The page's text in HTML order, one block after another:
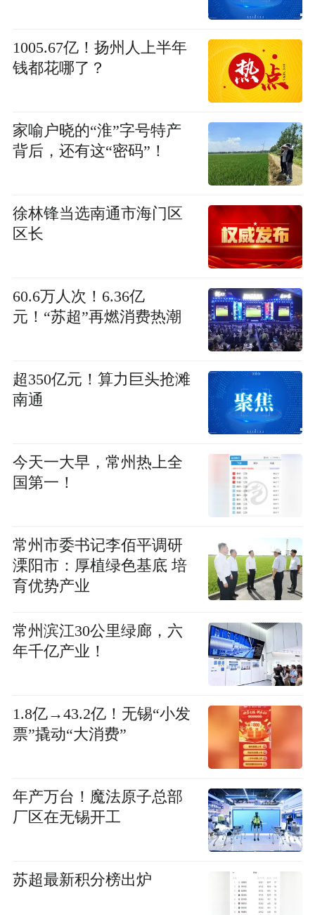
1005.67亿！扬州人上半年
钱都花哪了？
家喻户晓的“淮”字号特产
背后，还有这“密码”！
徐林锋当选南通市海门区
区长
60.6万人次！6.36亿
元！“苏超”再燃消费热潮
超350亿元！算力巨头抢滩
南通
今天一大早，常州热上全
国第一！
常州市委书记李佰平调研
溧阳市：厚植绿色基底 培
育优势产业
常州滨江30公里绿廊，六
年千亿产业！
1.8亿→43.2亿！无锡“小发
票”撬动“大消费”
年产万台！魔法原子总部
厂区在无锡开工
苏超最新积分榜出炉